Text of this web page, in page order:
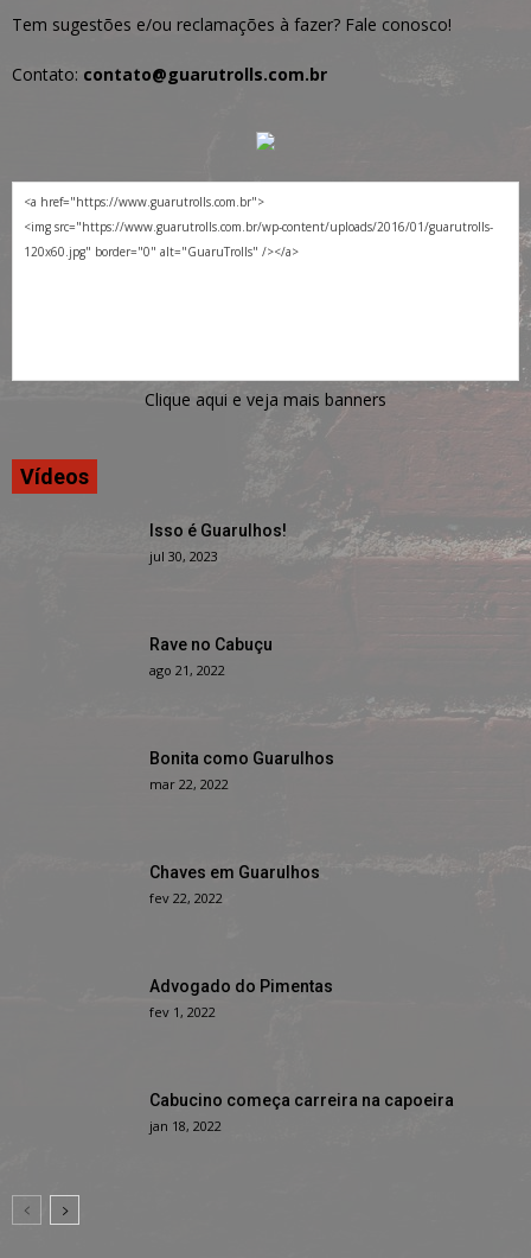
Tem sugestões e/ou reclamações à fazer? Fale conosco!
Contato: contato@guarutrolls.com.br
Clique aqui e veja mais banners
Vídeos
Isso é Guarulhos!
jul 30, 2023
Rave no Cabuçu
ago 21, 2022
Bonita como Guarulhos
mar 22, 2022
Chaves em Guarulhos
fev 22, 2022
Advogado do Pimentas
fev 1, 2022
Cabucino começa carreira na capoeira
jan 18, 2022